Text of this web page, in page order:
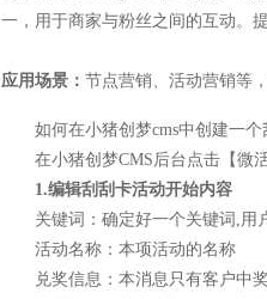
一，用于商家与粉丝之间的互动。
应用场景： 节点营销、活动营销等
如何在小猪创梦cms中创建一个
在小猪创梦CMS后台点击【微活
1.编辑刮刮卡活动开始内容
关键词：确定好一个关键词,用户
活动名称：本项活动的名称
兑奖信息：本消息只有客户中奖